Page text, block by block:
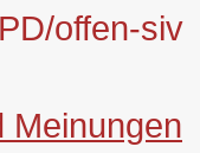
offen-siv
Meinungen